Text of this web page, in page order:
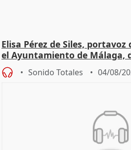
Elisa Pérez de Siles, portavoz
el Ayuntamiento de Málaga,
Sonido Totales 04/08/